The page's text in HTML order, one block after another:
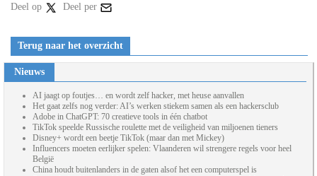
Deel op Deel per
Terug naar het overzicht
Nieuws
AI jaagt op foutjes… en wordt zelf hacker, met heuse aanvallen
Het gaat zelfs nog verder: AI’s werken stiekem samen als een hackersclub
Adobe in ChatGPT: 70 creatieve tools in één chatbot
TikTok speelde Russische roulette met de veiligheid van miljoenen tieners
Disney+ wordt een beetje TikTok (maar dan met Mickey)
Influencers moeten eerlijker spelen: Vlaanderen wil strengere regels voor heel
België
China houdt buitenlanders in de gaten alsof het een computerspel is